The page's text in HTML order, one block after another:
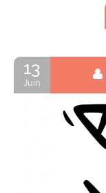
13
Juin